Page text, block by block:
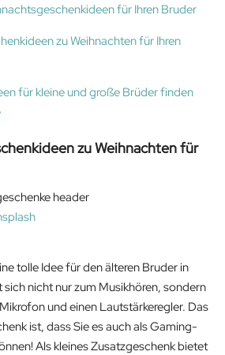
für Ihren Bruder
zu Weihnachten für Ihren
für kleine und große Brüder finden
zu Weihnachten für
tolle Idee für den älteren Bruder in
sich nicht nur zum Musikhören, sondern
und einen Lautstärkeregler. Das
ist, dass Sie es auch als Gaming-
Als kleines Zusatzgeschenk bietet